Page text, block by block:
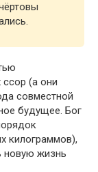
(а они
совместной
будущее. Бог
килограммов),
новую жизнь